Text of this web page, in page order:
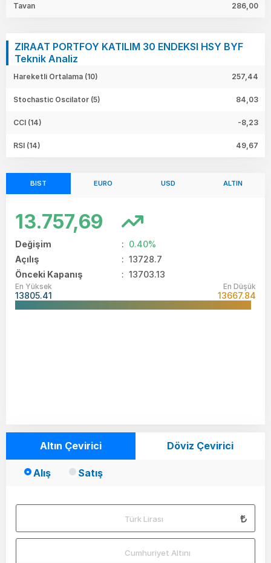
Tavan 286,00
ZIRAAT PORTFOY KATILIM 30 ENDEKSI HSY BYF
Teknik Analiz
Hareketli Ortalama (10) 257,44
Stochastic Oscilator (5) 84,03
CCI (14) -8,23
RSI (14) 49,67
BIST EURO USD ALTIN
13.757,69
Değişim : 0.40%
Açılış
: 13728.7
Önceki Kapanış
: 13703.13
En Yüksek
13805.41
En Düşük
13667.84
Altın Çevirici Döviz Çevirici
Alış Satış
Türk Lirası
Cumhuriyet Altını